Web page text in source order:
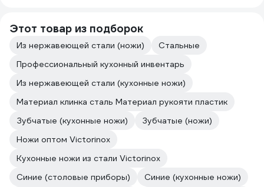
Этот товар из подборок
Из нержавеющей стали (ножи)
Стальные
Профессиональный кухонный инвентарь
Из нержавеющей стали (кухонные ножи)
Материал клинка сталь Материал рукояти пластик
Зубчатые (кухонные ножи)
Зубчатые (ножи)
Ножи оптом Victorinox
Кухонные ножи из стали Victorinox
Синие (столовые приборы)
Синие (кухонные ножи)